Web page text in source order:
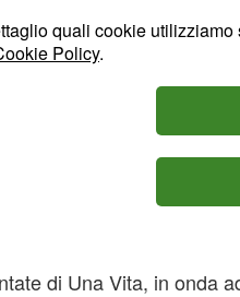
troverà l'appoggio di
casa reale e
Blanca
di Una Vita, in onda
quali cookie
Policy.